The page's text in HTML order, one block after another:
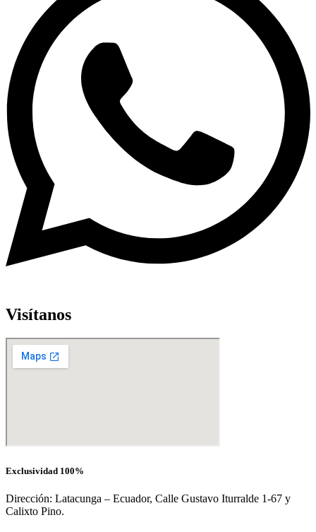
Visítanos
Exclusividad 100%
Dirección: Latacunga – Ecuador, Calle Gustavo Iturralde 1-67 y
Calixto Pino.